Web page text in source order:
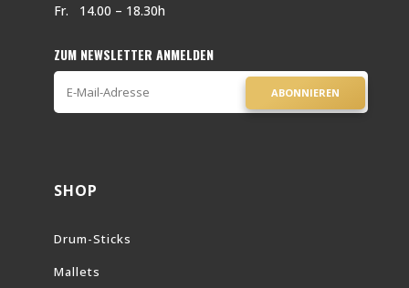
Fr. 14.00 – 18.30h
ZUM NEWSLETTER ANMELDEN
ABONNIEREN
SHOP
Drum-Sticks
Mallets